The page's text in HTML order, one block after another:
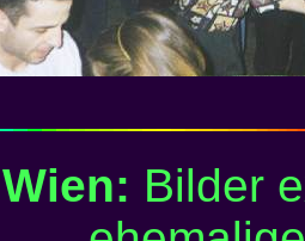
Bilder